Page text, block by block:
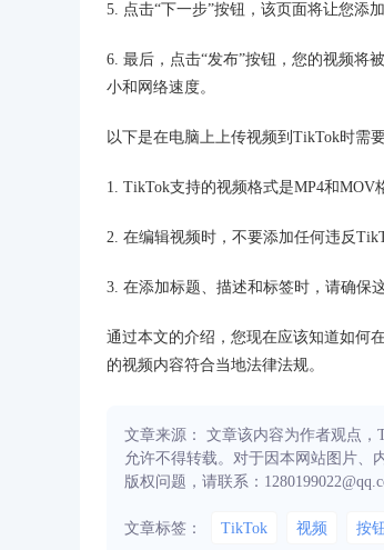
5. 点击“下一步”按钮，该页面将让您添
6. 最后，点击“发布”按钮，您的视频将
小和网络速度。
以下是在电脑上上传视频到TikTok时需
1. TikTok支持的视频格式是MP4和MOV
2. 在编辑视频时，不要添加任何违反
3. 在添加标题、描述和标签时，请确保
通过本文的介绍，您现在应该知道如何
的视频内容符合当地法律法规。
文章来源： 文章该内容为作者观点
允许不得转载。对于因本网站图片、
版权问题，请联系：
文章标签： TikTok 视频 按